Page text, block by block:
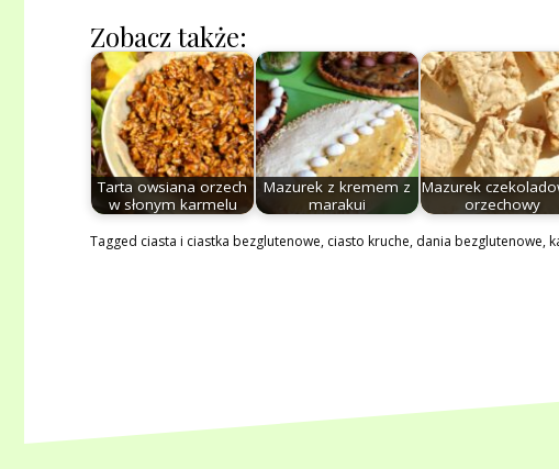
Zobacz także:
Tarta owsiana orzech
w słonym karmelu
Mazurek z kremem z
marakui
Mazurek
orzechowy
Tagged ciasta i ciastka bezglutenowe, ciasto kruche, dania bezglutenowe,